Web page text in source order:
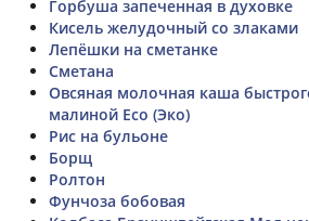
Горбуша запеченная в духовке
Кисель желудочный со злаками
Лепёшки на сметанке
Cметана
Овсяная молочная каша
малиной Eco (Эко)
Рис на бульоне
Борщ
Ролтон
Фунчоза бобовая